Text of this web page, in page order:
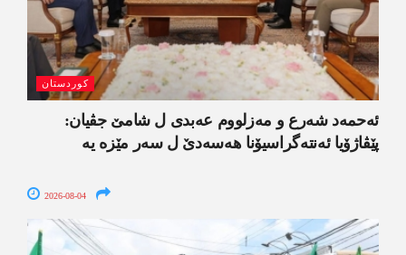
کوردستان
ئەحمەد شەرع و مەزلووم عەبدی ل شامێ جڤیان:
پێڤاژۆیا ئەنتەگراسیۆنا ھەسەدێ ل سەر مێزە یە
2026-08-04